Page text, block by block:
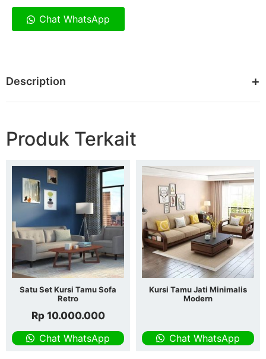
Chat WhatsApp
Description
Produk Terkait
Satu Set Kursi Tamu Sofa
Retro
Rp10.000.000
Chat WhatsApp
Kursi Tamu Jati Minimalis
Modern
Chat WhatsApp